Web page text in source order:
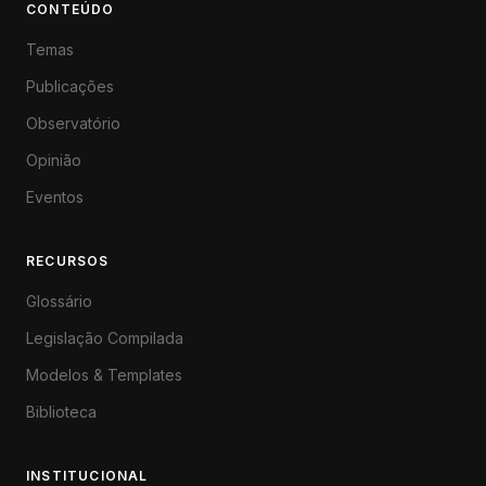
CONTEÚDO
Temas
Publicações
Observatório
Opinião
Eventos
RECURSOS
Glossário
Legislação Compilada
Modelos & Templates
Biblioteca
INSTITUCIONAL